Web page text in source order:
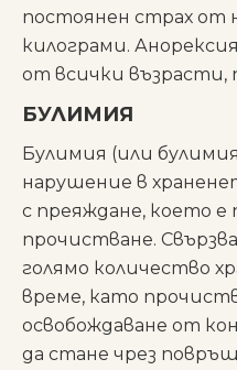
постоянен страх от
килограми.
от всички възрасти,
БУЛИМИЯ
Булимия (или
нарушение в
с преяждане, което е
прочистване.
голямо количество
време, като
освобождаване от
да стане чрез